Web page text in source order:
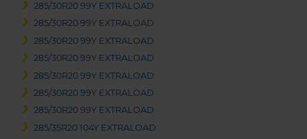
285/30R20 99Y EXTRALOAD
285/30R20 99Y EXTRALOAD
285/30R20 99Y EXTRALOAD
285/30R20 99Y EXTRALOAD
285/30R20 99Y EXTRALOAD
285/30R20 99Y EXTRALOAD
285/30R20 99Y EXTRALOAD
285/35R20 104Y EXTRALOAD